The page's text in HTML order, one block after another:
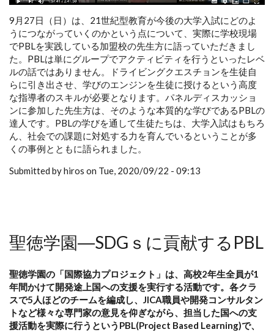
9月27日（日）は、21世紀型教育が今後の大学入試にどのよ
うにつながっていくのかという点について、実際に学校現場
でPBLを実践している加盟校の先生方に語っていただきまし
た。PBLは単にグループでアクティビティを行うといったレベ
ルの話ではありません。ドライビングクエスチョンを生徒自
らに引き出させ、学びのエンジンを生徒に授けるという高度
な指導者のスキルが必要となります。パネルディスカッショ
ンに参加した先生方は、そのような本質的な学びであるPBLの
達人です。PBLの学びを通して生徒たちは、大学入試はもちろ
ん、社会での課題に対処する力を育んでいるということが多
くの事例とともに語られました。
Submitted by hiros on Tue, 2020/09/22 - 09:13
聖徳学園―SDGｓに貢献するPBL
聖徳学園の「国際協力プロジェクト」は、高校2年生全員が1
年間かけて開発途上国への支援を実行する活動です。各クラ
スで5人ほどのチームを編成し、JICA職員や開発コンサルタン
トなど様々な専門家の意見を仰ぎながら、担当した国への支
援活動を実際に行うというPBL(Project Based Learning)で、